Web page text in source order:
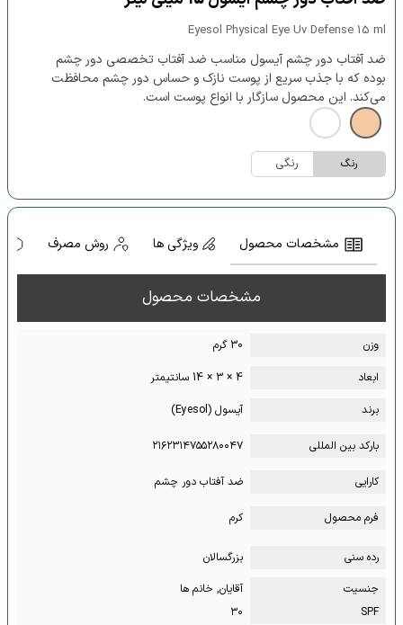
Eyesol Physical Eye Uv Defense 15 ml
ضد آفتاب دور چشم آیسول مناسب ضد آفتاب تخصصی دور چشم
بوده که با جذب سریع از پوست نازک و حساس دور چشم محافظت
می‌کند. این محصول سازگار با انواع پوست است.
رنگ رنگی
مشخصات محصول ویژگی ها روش مصرف
مشخصات محصول
وزن
30 گرم
ابعاد
4 × 3 × 14 سانتیمتر
برند
آیسول (Eyesol)
بارکد بین المللی ۲۱۶۲۳۱۴۷۵۵۲۸۰۰۴۷
کارایی ضد آفتاب دور چشم
فرم محصول کرم
رده سنی
بزرگسالان
جنسیت
آقایان, خانم ها
SPF
۳۰